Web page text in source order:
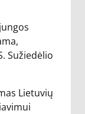
Sužiedėlio
Lietuvių